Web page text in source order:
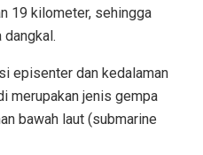
19 kilometer, sehingga
episenter dan kedalaman
merupakan jenis gempa
bawah laut (submarine